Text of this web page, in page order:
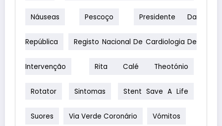
Náuseas Pescoço Presidente Da
República Registo Nacional De Cardiologia De
Intervenção Rita Calé Theotónio
Rotator Sintomas Stent Save A Life
Suores Via Verde Coronário Vómitos